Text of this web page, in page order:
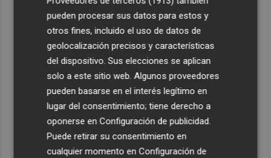
pueden procesar sus datos para estos y
otros fines, incluido el uso de datos de
geolocalización precisos y características
del dispositivo. Sus elecciones se aplican
solo a este sitio web. Algunos proveedores
pueden basarse en el interés legítimo en
lugar del consentimiento; tiene derecho a
oponerse enConfiguración de publicidad.
Puede retirar su consentimiento en
cualquier momento enConfiguración de